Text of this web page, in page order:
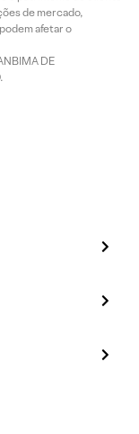
de mercado,
afetar o
DE